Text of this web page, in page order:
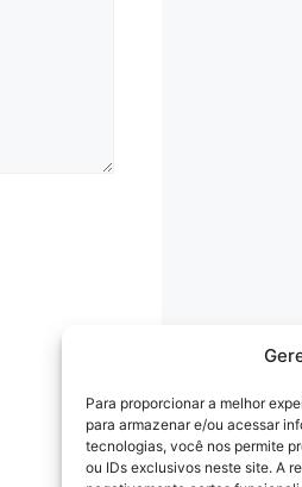
Para proporcionar a melhor
para armazenar e/ou acessar
tecnologias, você nos permite
ou IDs exclusivos neste site. A